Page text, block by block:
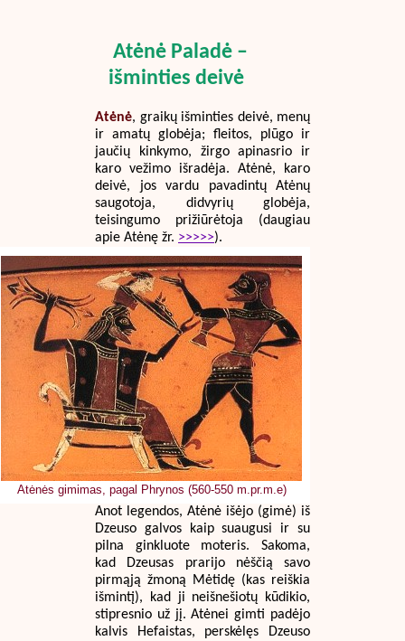
Atėnė Paladė –
išminties deivė
Atėnė, graikų išminties deivė, menų
ir amatų globėja; fleitos, plūgo ir
jaučių kinkymo, žirgo apinasrio ir
karo vežimo išradėja. Atėnė, karo
deivė, jos vardu pavadintų Atėnų
saugotoja, didvyrių globėja,
teisingumo prižiūrėtoja (daugiau
apie Atėnę žr. >>>>>).
Atėnės gimimas, pagal Phrynos (560-550 m.pr.m.e)
Anot legendos, Atėnė išėjo (gimė) iš
Dzeuso galvos kaip suaugusi ir su
pilna ginkluote moteris. Sakoma,
kad Dzeusas prarijo nėščią savo
pirmąją žmoną Mėtidę (kas reiškia
išmintį), kad ji neišnešiotų kūdikio,
stipresnio už jį. Atėnei gimti padėjo
kalvis Hefaistas, perskėlęs Dzeuso